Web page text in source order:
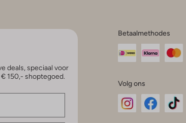
deals, speciaal voor
150,- shoptegoed.
Betaalmethodes
Volg ons